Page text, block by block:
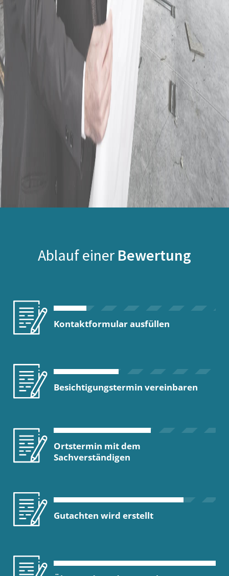
Ablauf einer Bewertung
Kontaktformular ausfüllen
Besichtigungstermin vereinbaren
Ortstermin mit dem
Sachverständigen
Gutachten wird erstellt